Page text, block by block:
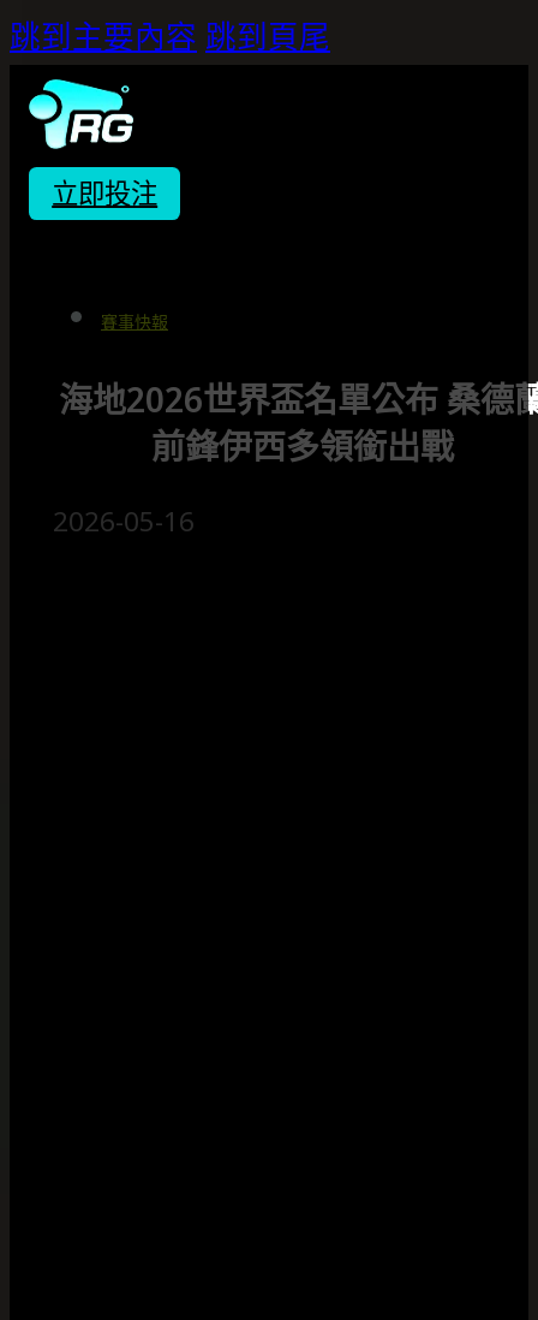
跳到主要內容 跳到頁尾
立即投注
賽事快報
海地2026世界盃名單公布 桑德
前鋒伊西多領銜出戰
2026-05-16